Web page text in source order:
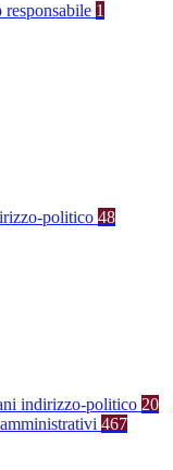
1
politico 48
indirizzo-politico 20
467